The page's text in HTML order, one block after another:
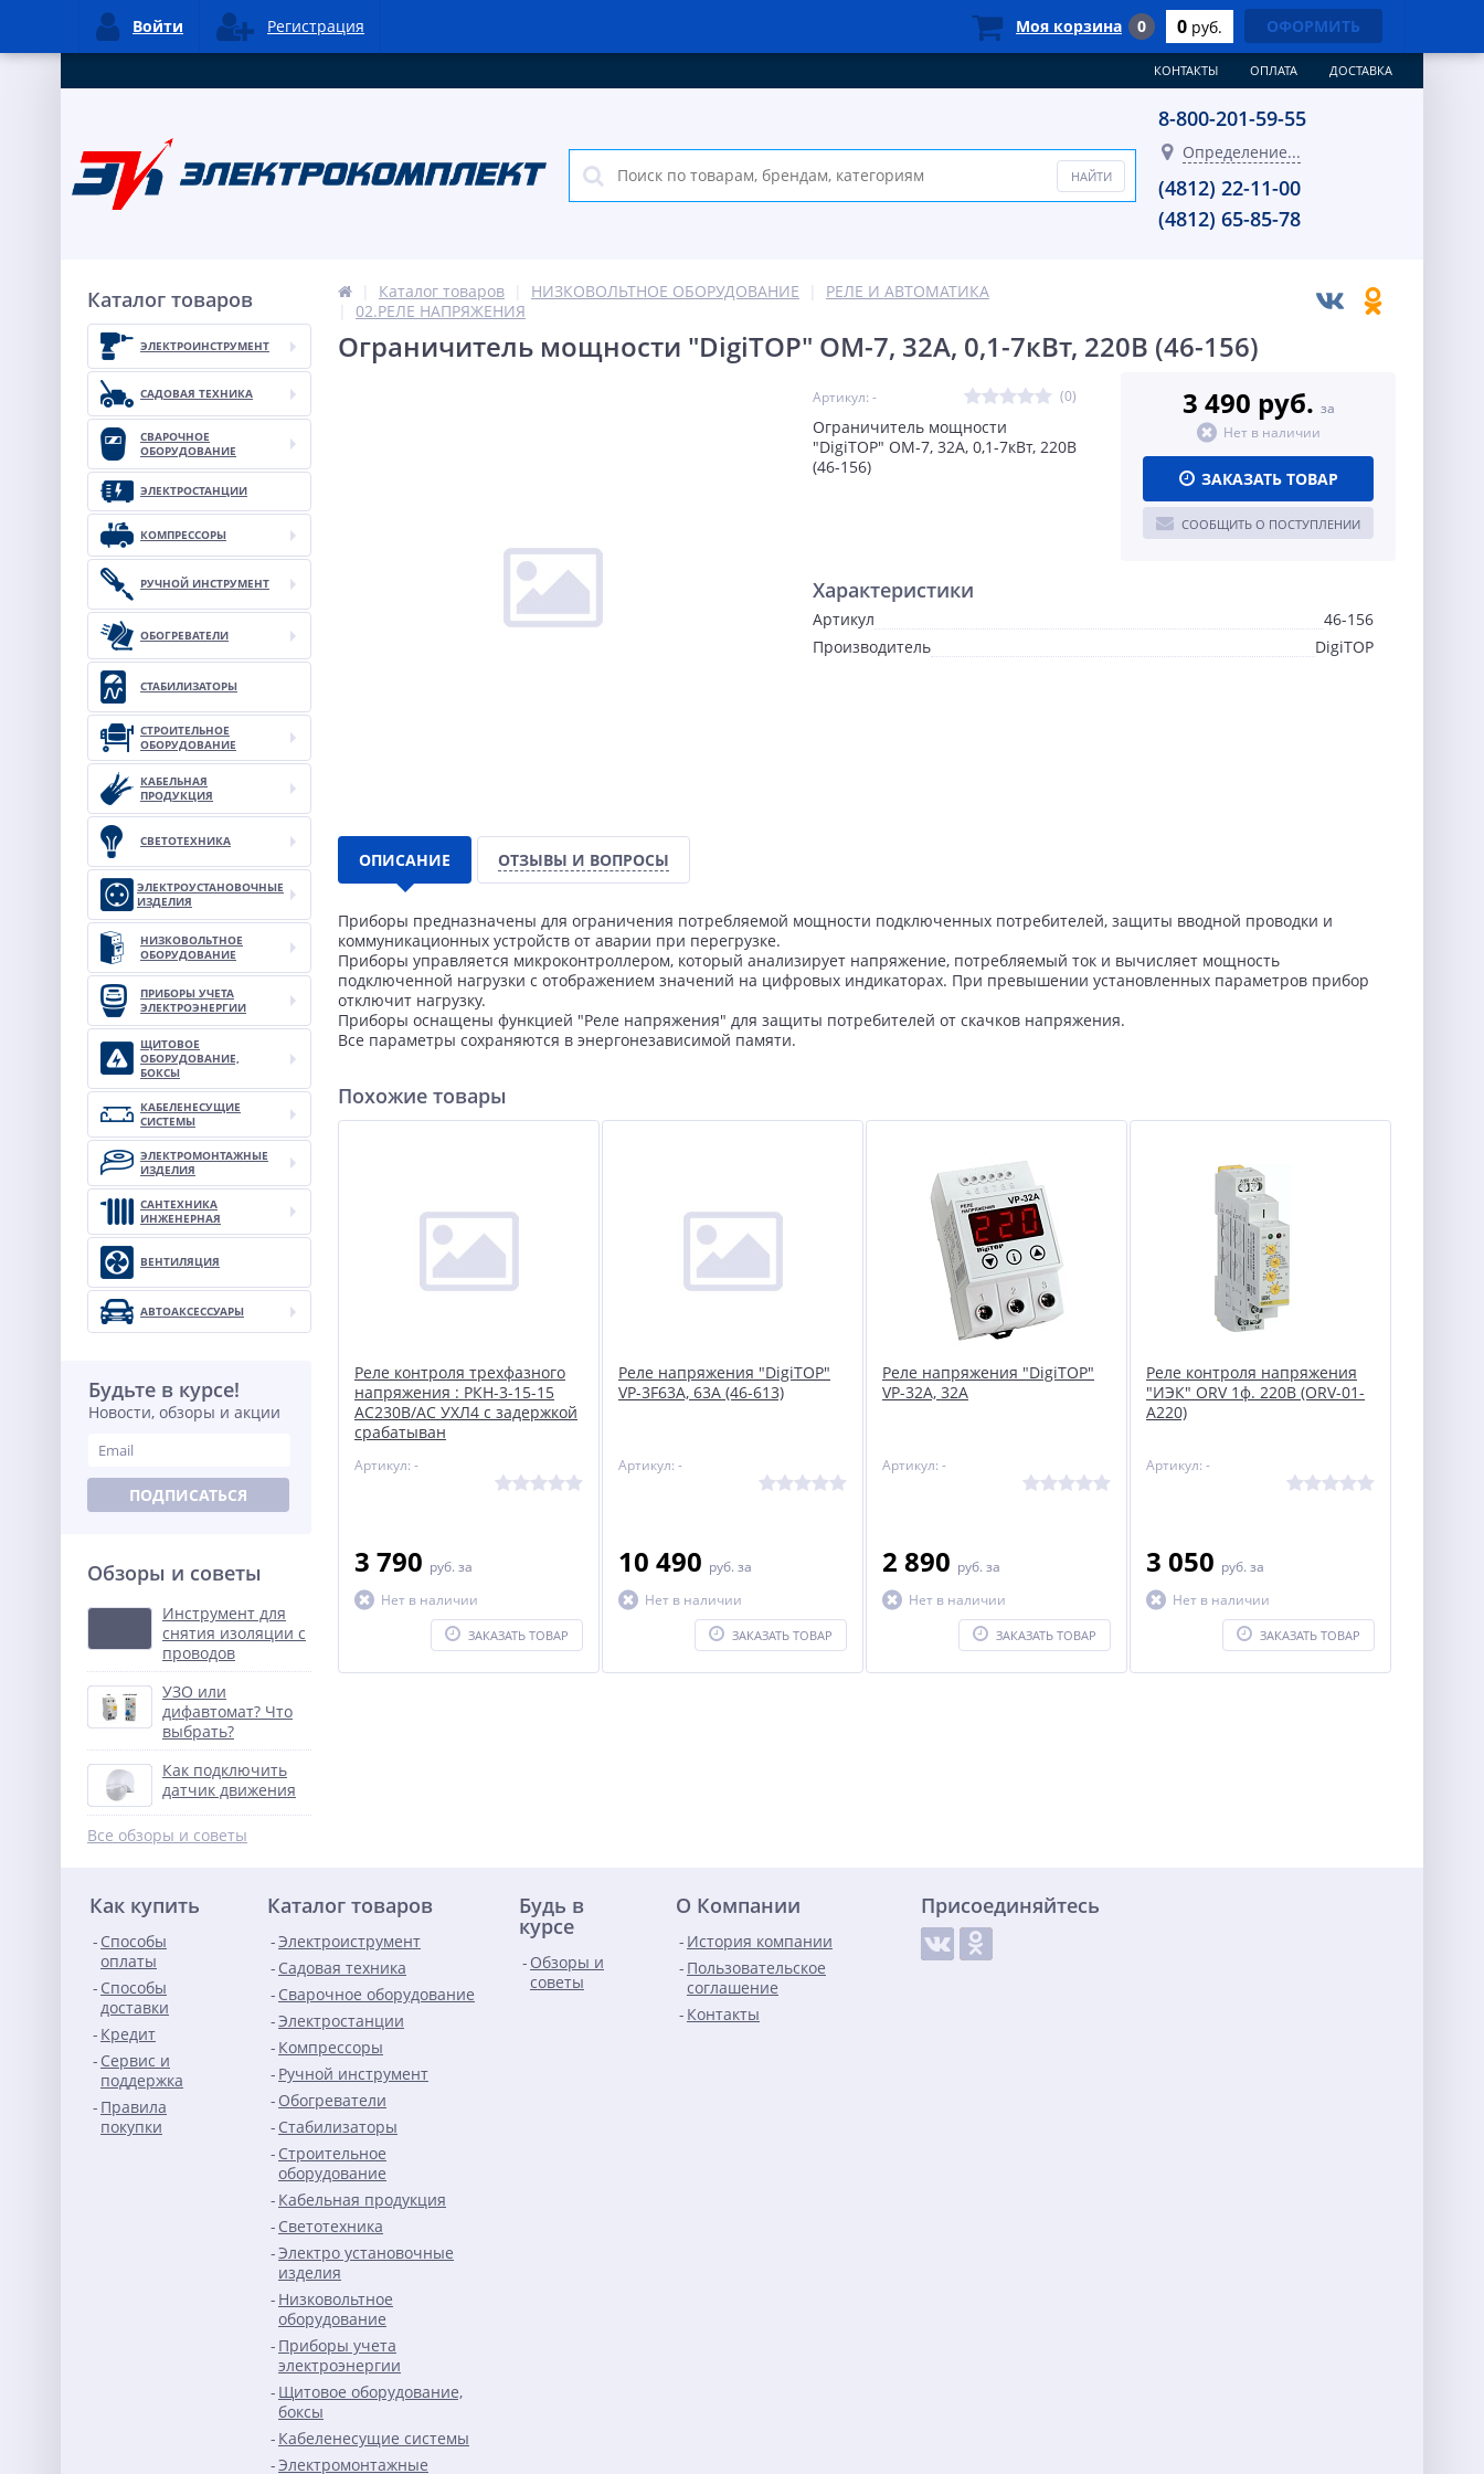
КОНТАКТЫ ОПЛАТА ДОСТАВКА
8-800-201-59-55
Определение...
(4812) 22-11-00
(4812) 65-85-78
Каталог товаров
ЭЛЕКТРОИНСТРУМЕНТ
САДОВАЯ ТЕХНИКА
СВАРОЧНОЕ
ОБОРУДОВАНИЕ
ЭЛЕКТРОСТАНЦИИ
КОМПРЕССОРЫ
РУЧНОЙ ИНСТРУМЕНТ
ОБОГРЕВАТЕЛИ
СТАБИЛИЗАТОРЫ
СТРОИТЕЛЬНОЕ
ОБОРУДОВАНИЕ
КАБЕЛЬНАЯ
ПРОДУКЦИЯ
СВЕТОТЕХНИКА
ЭЛЕКТРОУСТАНОВОЧНЫЕ
ИЗДЕЛИЯ
НИЗКОВОЛЬТНОЕ
ОБОРУДОВАНИЕ
ПРИБОРЫ УЧЕТА
ЭЛЕКТРОЭНЕРГИИ
ЩИТОВОЕ
ОБОРУДОВАНИЕ,
БОКСЫ
КАБЕЛЕНЕСУЩИЕ
СИСТЕМЫ
ЭЛЕКТРОМОНТАЖНЫЕ
ИЗДЕЛИЯ
САНТЕХНИКА
ИНЖЕНЕРНАЯ
ВЕНТИЛЯЦИЯ
АВТОАКСЕССУАРЫ
Будьте в курсе!
Новости, обзоры и акции
ПОДПИСАТЬСЯ
Обзоры и советы
Инструмент для
снятия изоляции с
проводов
УЗО или
дифавтомат? Что
выбрать?
Как подключить
датчик движения
Все обзоры и советы
Каталог товаров НИЗКОВОЛЬТНОЕ ОБОРУДОВАНИЕ
РЕЛЕ И АВТОМАТИКА
02.РЕЛЕ НАПРЯЖЕНИЯ
Ограничитель мощности "DigiTOP" ОМ-7, 32А, 0,1-7кВт, 220В (46-156)
Артикул: - (0)
Ограничитель мощности
"DigiTOP" ОМ-7, 32А, 0,1-7кВт, 220В
(46-156)
3 490 руб. за
Нет в наличии
ЗАКАЗАТЬ ТОВАР
СООБЩИТЬ О ПОСТУПЛЕНИИ
Характеристики
Артикул
46-156
Производитель
DigiTOP
ОПИСАНИЕ ОТЗЫВЫ И ВОПРОСЫ
Приборы предназначены для ограничения потребляемой мощности подключенных потребителей, защиты вводной проводки и
коммуникационных устройств от аварии при перегрузке.
Приборы управляется микроконтроллером, который анализирует напряжение, потребляемый ток и вычисляет мощность
подключенной нагрузки с отображением значений на цифровых индикаторах. При превышении установленных параметров прибор
отключит нагрузку.
Приборы оснащены функцией "Реле напряжения" для защиты потребителей от скачков напряжения.
Все параметры сохраняются в энергонезависимой памяти.
Похожие товары
Реле контроля трехфазного
напряжения : РКН-3-15-15
AC230В/АС УХЛ4 с задержкой
срабатыван
Артикул: -
3 790 руб. за
Нет в наличии
ЗАКАЗАТЬ ТОВАР
Реле напряжения "DigiTOP"
VP-3F63A, 63А (46-613)
Артикул: -
10 490 руб. за
Нет в наличии
ЗАКАЗАТЬ ТОВАР
Реле напряжения "DigiTOP"
VP-32A, 32А
Артикул: -
2 890 руб. за
Нет в наличии
ЗАКАЗАТЬ ТОВАР
Реле контроля напряжения
"ИЭК" ORV 1ф. 220В (ORV-01-
A220)
Артикул: -
3 050 руб. за
Нет в наличии
ЗАКАЗАТЬ ТОВАР
Как купить
Способы
оплаты
Способы
доставки
Кредит
Сервис и
поддержка
Правила
покупки
Каталог товаров
Электроиструмент
Садовая техника
Сварочное оборудование
Электростанции
Компрессоры
Ручной инструмент
Обогреватели
Стабилизаторы
Строительное
оборудование
Кабельная продукция
Светотехника
Электро установочные
изделия
Низковольтное
оборудование
Приборы учета
электроэнергии
Щитовое оборудование,
боксы
Кабеленесущие системы
Электромонтажные
Будь в
курсе
Обзоры и
советы
О Компании
История компании
Пользовательское
соглашение
Контакты
Присоединяйтесь
Войти Регистрация Моя корзина 0 0 руб. ОФОРМИТЬ